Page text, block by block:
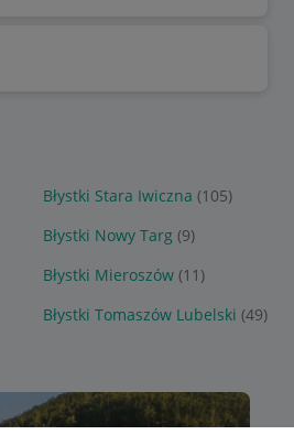
Błystki Stara Iwiczna (105)
Błystki Nowy Targ (9)
Błystki Mieroszów (11)
Błystki Tomaszów Lubelski (49)